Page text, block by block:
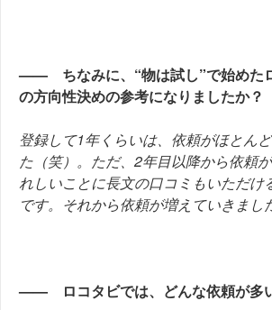
—— ちなみに、“物は試し”で始めた
の方向性決めの参考になりましたか？
登録して1年くらいは、依頼がほとん
た（笑）。ただ、2年目以降から依頼
れしいことに長文の口コミもいただけ
です。それから依頼が増えていきまし
—— ロコタビでは、どんな依頼が多